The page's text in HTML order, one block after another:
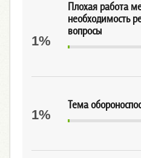
Плохая работа
необходимость
вопросы
1%
Тема
1%